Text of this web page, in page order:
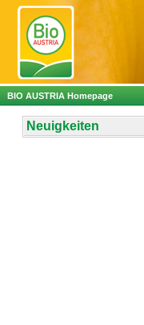
BIO AUSTRIA Homepage
Neuigkeiten